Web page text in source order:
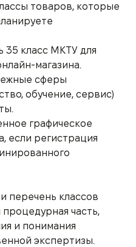
товаров, которые
35 класс МКТУ для
магазина.
сферы
обучение, сервис)
графическое
если регистрация
перечень классов
часть,
и понимания
экспертизы.